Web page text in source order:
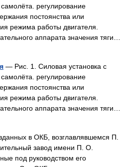
регулирование
постоянства или
режима работы двигателя.
аппарата значения тяги…
— Рис. 1. Силовая установка с
регулирование
постоянства или
режима работы двигателя.
аппарата значения тяги…
в ОКБ, возглавлявшемся П.
завод имени П. О.
под руководством его